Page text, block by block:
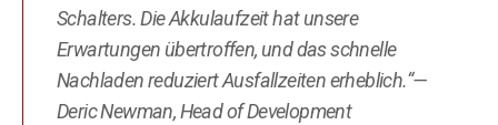
Schalters. Die Akkulaufzeit hat unsere
Erwartungen übertroffen, und das schnelle
Nachladen reduziert Ausfallzeiten erheblich.“—
Deric Newman, Head of Development